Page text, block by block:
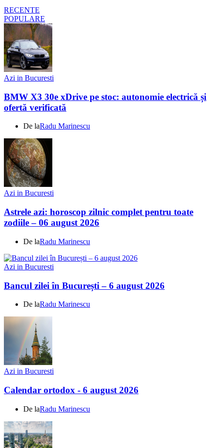
RECENTE
POPULARE
Azi in Bucuresti
BMW X3 30e xDrive pe stoc: autonomie electrică și
ofertă verificată
De laRadu Marinescu
Azi in Bucuresti
Astrele azi: horoscop zilnic complet pentru toate
zodiile – 06 august 2026
De laRadu Marinescu
Azi in Bucuresti
Bancul zilei în București – 6 august 2026
De laRadu Marinescu
Azi in Bucuresti
Calendar ortodox - 6 august 2026
De laRadu Marinescu